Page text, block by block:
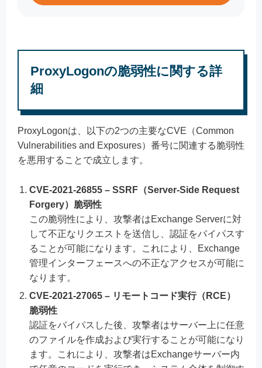
ProxyLogonの脆弱性に関する詳
細
ProxyLogonは、以下の2つの主要なCVE（Common
Vulnerabilities and Exposures）番号に関連する脆弱性
を悪用することで成立します。
CVE-2021-26855 – SSRF（Server-Side Request
Forgery）脆弱性
この脆弱性により、攻撃者はExchange Serverに対
して不正なリクエストを送信し、認証をバイパスす
ることが可能になります。これにより、Exchange
管理インターフェースへの不正なアクセスが可能に
なります。
CVE-2021-27065 – リモートコード実行（RCE）
脆弱性
認証をバイパスした後、攻撃者はサーバー上に任意
のファイルを作成および実行することが可能になり
ます。これにより、攻撃者はExchangeサーバー内